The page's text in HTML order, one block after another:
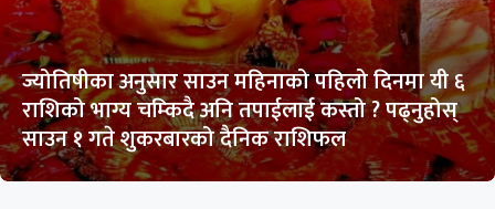
ज्योतिषीका अनुसार साउन महिनाको पहिलो दिनमा यी ६
राशिको भाग्य चम्किदै अनि तपाईलाई कस्तो ? पढ्नुहोस्
साउन १ गते शुकरबारको दैनिक राशिफल